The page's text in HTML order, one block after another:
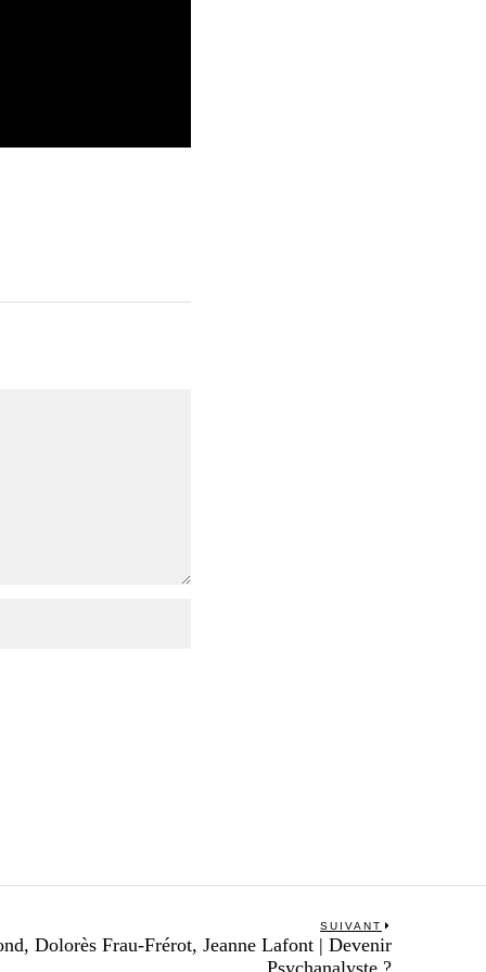
SUIVANT
Next
post:
Dolorès Frau-Frérot, Jeanne Lafont | Devenir